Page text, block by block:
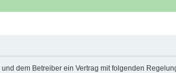
und dem Betreiber ein Vertrag mit folgenden